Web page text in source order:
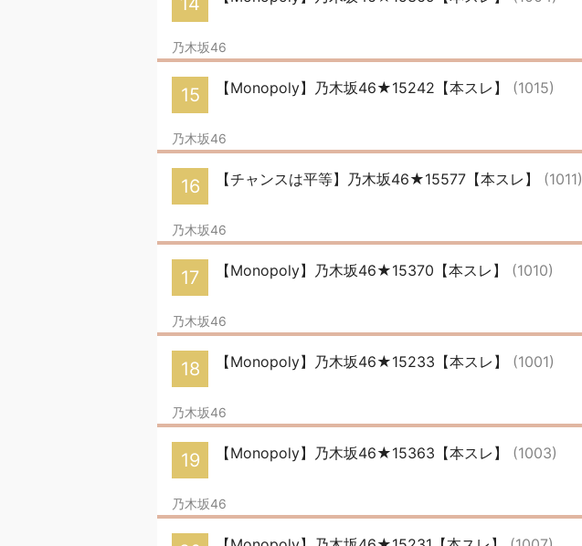
乃木坂46
15 【Monopoly】乃木坂46★15242【本スレ】 (1015)
乃木坂46
16 【チャンスは平等】乃木坂46★15577【本スレ】 (1011)
乃木坂46
17 【Monopoly】乃木坂46★15370【本スレ】 (1010)
乃木坂46
18 【Monopoly】乃木坂46★15233【本スレ】 (1001)
乃木坂46
19 【Monopoly】乃木坂46★15363【本スレ】 (1003)
乃木坂46